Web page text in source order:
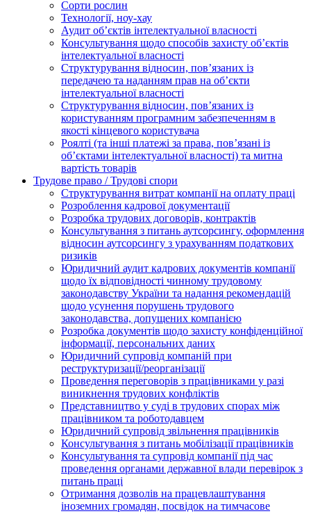
Сорти рослин
Технології, ноу-хау
Аудит об’єктів інтелектуальної власності
Консультування щодо способів захисту об’єктів
інтелектуальної власності
Структурування відносин, пов’язаних із
передачею та наданням прав на об’єкти
інтелектуальної власності
Структурування відносин, пов’язаних із
користуванням програмним забезпеченням в
якості кінцевого користувача
Роялті (та інші платежі за права, пов’язані із
об’єктами інтелектуальної власності) та митна
вартість товарів
Трудове право / Трудові спори
Cтруктурування витрат компанії на оплату праці
Розроблення кадрової документації
Розробка трудових договорів, контрактів
Консультування з питань аутсорсингу, оформлення
відносин аутсорсингу з урахуванням податкових
ризиків
Юридичний аудит кадрових документів компанії
щодо їх відповідності чинному трудовому
законодавству України та надання рекомендацій
щодо усунення порушень трудового
законодавства, допущених компанією
Розробка документів щодо захисту конфіденційної
інформації, персональних даних
Юридичний супровід компаній при
реструктуризації/реорганізації
Проведення переговорів з працівниками у разі
виникнення трудових конфліктів
Представництво у суді в трудових спорах між
працівником та роботодавцем
Юридичний супровід звільнення працівників
Консультування з питань мобілізації працівників
Консультування та супровід компанії під час
проведення органами державної влади перевірок з
питань праці
Отримання дозволів на працевлаштування
іноземних громадян, посвідок на тимчасове